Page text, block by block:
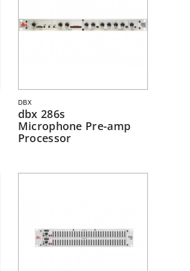
DBX
dbx 286s
Microphone Pre-amp
Processor